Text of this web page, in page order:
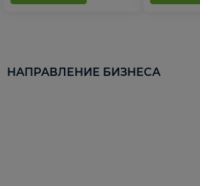
НАПРАВЛЕНИЕ БИЗНЕСА